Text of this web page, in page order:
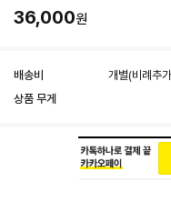
36,000원
배송비 개별(비례추
상품 무게